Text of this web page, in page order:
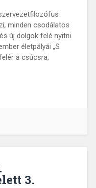
minden csodálatos
új dolgok felé nyitni.
életpályái „S
a csúcsra,
3.